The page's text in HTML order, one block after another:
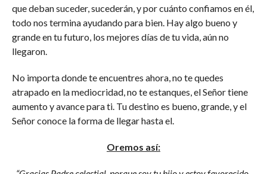
que deban suceder, sucederán, y por cuánto confiamos en él,
todo nos termina ayudando para bien. Hay algo bueno y
grande en tu futuro, los mejores días de tu vida, aún no
llegaron.
No importa donde te encuentres ahora, no te quedes
atrapado en la mediocridad, no te estanques, el Señor tiene
aumento y avance para ti. Tu destino es bueno, grande, y el
Señor conoce la forma de llegar hasta el.
Oremos así: